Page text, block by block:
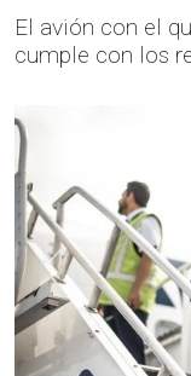
El avión con el
cumple con los
Anterior